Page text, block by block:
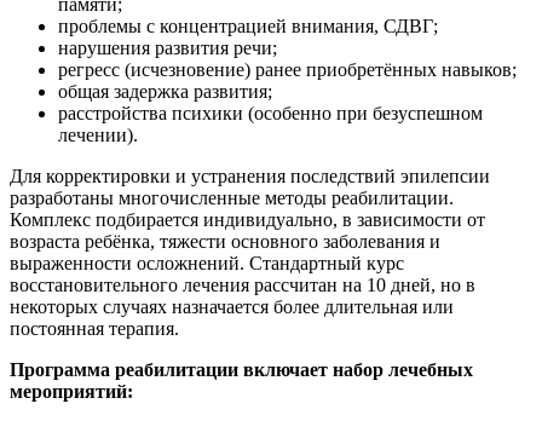
памяти;
проблемы с концентрацией внимания, СДВГ;
нарушения развития речи;
регресс (исчезновение) ранее приобретённых навыков;
общая задержка развития;
расстройства психики (особенно при безуспешном
лечении).
Для корректировки и устранения последствий эпилепсии
разработаны многочисленные методы реабилитации.
Комплекс подбирается индивидуально, в зависимости от
возраста ребёнка, тяжести основного заболевания и
выраженности осложнений. Стандартный курс
восстановительного лечения рассчитан на 10 дней, но в
некоторых случаях назначается более длительная или
постоянная терапия.
Программа реабилитации включает набор лечебных
мероприятий: